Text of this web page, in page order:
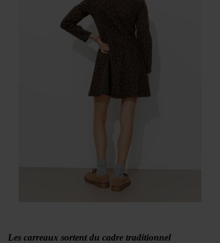
Les carreaux sortent du cadre traditionnel